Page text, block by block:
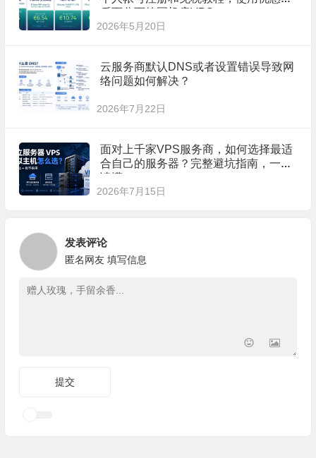
后百分百德国机房VPS
2026年5月20日
云服务商默认DNS或者设置错误导致网
络问题如何解决？
2026年7月22日
面对上千家VPS服务商，如何选择最适
合自己的服务器？完整避坑指南，一文
读懂
2026年7月15日
发表评论
匿名网友 填写信息